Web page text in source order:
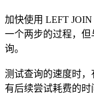
加快使用 LEFT
一个两步的过程，
询。
测试查询的速度时，
有后续尝试耗费的